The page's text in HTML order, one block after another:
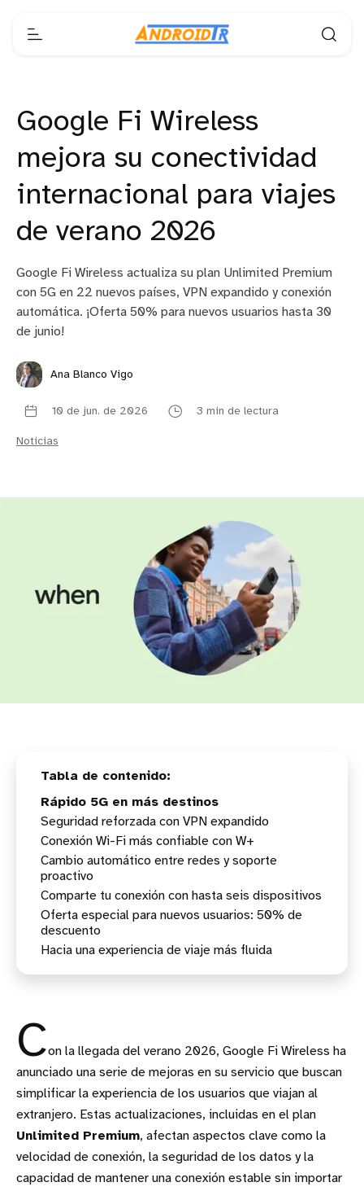
Google Fi Wireless
mejora su conectividad
internacional para viajes
de verano 2026
Google Fi Wireless actualiza su plan Unlimited Premium
con 5G en 22 nuevos países, VPN expandido y conexión
automática. ¡Oferta 50% para nuevos usuarios hasta 30
de junio!
Ana Blanco Vigo
10 de jun. de 2026 3 min de lectura
Noticias
Rápido 5G en más destinos
Seguridad reforzada con VPN expandido
Conexión Wi-Fi más confiable con W+
Cambio automático entre redes y soporte
proactivo
Comparte tu conexión con hasta seis dispositivos
Oferta especial para nuevos usuarios: 50% de
descuento
Hacia una experiencia de viaje más fluida
Con la llegada del verano 2026, Google Fi Wireless ha
anunciado una serie de mejoras en su servicio que buscan
simplificar la experiencia de los usuarios que viajan al
extranjero. Estas actualizaciones, incluidas en el plan
Unlimited Premium, afectan aspectos clave como la
velocidad de conexión, la seguridad de los datos y la
capacidad de mantener una conexión estable sin importar